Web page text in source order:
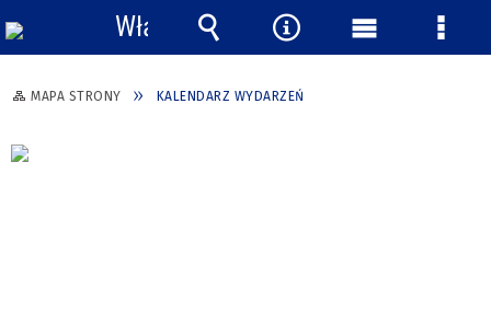
MAPA STRONY KALENDARZ WYDARZEŃ
Włącz
powiadomienia
Wyszukiwarka
Narzędzia
Menu Menu